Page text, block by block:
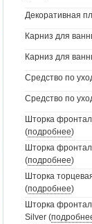
Декоративная
Карниз для
Карниз для
Средство по
Средство по
Шторка
(подробнее)
Шторка
(подробнее)
Шторка
(подробнее)
Шторка
Silver (